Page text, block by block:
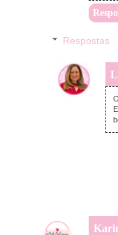
Respostas